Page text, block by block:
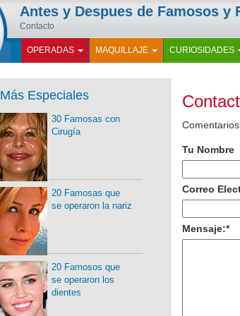
Antes y Despues de Famosos y
Contacto
OPERADAS MAQUILLAJE CURIOSIDADES
Tu Nombre
Correo
Mensaje:*
Más Especiales
30 Famosas con
Cirugía
20 Famosas que
se operaron la nariz
20 Famosos que
se operaron los
dientes